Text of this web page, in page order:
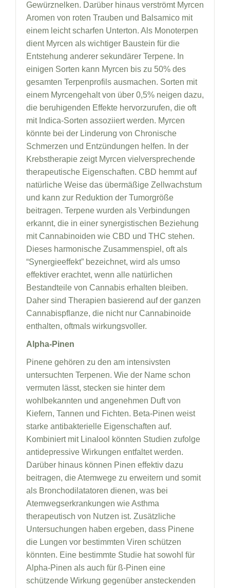
Gewürznelken. Darüber hinaus verströmt Myrcen
Aromen von roten Trauben und Balsamico mit
einem leicht scharfen Unterton. Als Monoterpen
dient Myrcen als wichtiger Baustein für die
Entstehung anderer sekundärer Terpene. In
einigen Sorten kann Myrcen bis zu 50% des
gesamten Terpenprofils ausmachen. Sorten mit
einem Myrcengehalt von über 0,5% neigen dazu,
die beruhigenden Effekte hervorzurufen, die oft
mit Indica-Sorten assoziiert werden. Myrcen
könnte bei der Linderung von Chronische
Schmerzen und Entzündungen helfen. In der
Krebstherapie zeigt Myrcen vielversprechende
therapeutische Eigenschaften. CBD hemmt auf
natürliche Weise das übermäßige Zellwachstum
und kann zur Reduktion der Tumorgröße
beitragen. Terpene wurden als Verbindungen
erkannt, die in einer synergistischen Beziehung
mit Cannabinoiden wie CBD und THC stehen.
Dieses harmonische Zusammenspiel, oft als
“Synergieeffekt” bezeichnet, wird als umso
effektiver erachtet, wenn alle natürlichen
Bestandteile von Cannabis erhalten bleiben.
Daher sind Therapien basierend auf der ganzen
Cannabispflanze, die nicht nur Cannabinoide
enthalten, oftmals wirkungsvoller.
Alpha-Pinen
Pinene gehören zu den am intensivsten
untersuchten Terpenen. Wie der Name schon
vermuten lässt, stecken sie hinter dem
wohlbekannten und angenehmen Duft von
Kiefern, Tannen und Fichten. Beta-Pinen weist
starke antibakterielle Eigenschaften auf.
Kombiniert mit Linalool könnten Studien zufolge
antidepressive Wirkungen entfaltet werden.
Darüber hinaus können Pinen effektiv dazu
beitragen, die Atemwege zu erweitern und somit
als Bronchodilatatoren dienen, was bei
Atemwegserkrankungen wie Asthma
therapeutisch von Nutzen ist. Zusätzliche
Untersuchungen haben ergeben, dass Pinene
die Lungen vor bestimmten Viren schützen
könnten. Eine bestimmte Studie hat sowohl für
Alpha-Pinen als auch für ß-Pinen eine
schützende Wirkung gegenüber ansteckenden